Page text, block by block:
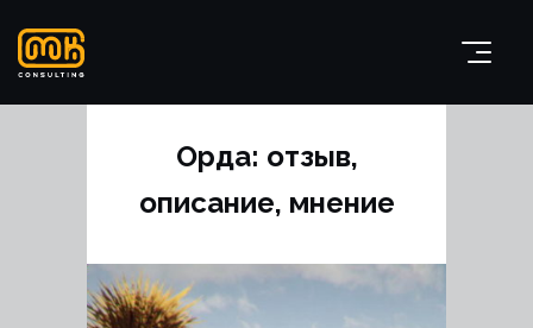
Орда: отзыв,
описание, мнение